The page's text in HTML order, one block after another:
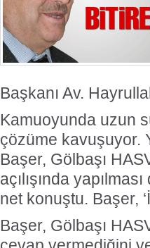
Başkanı Av.
Kamuoyunda uzun
çözüme kavuşuyor.
Başer, Gölbaşı
açılışında
net konuştu. Başer,
Başer, Gölbaşı